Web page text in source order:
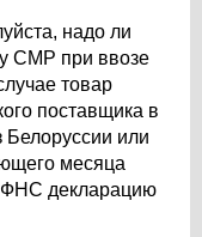
надо ли
СМР при ввозе
товар
поставщика в
Белоруссии или
месяца
декларацию